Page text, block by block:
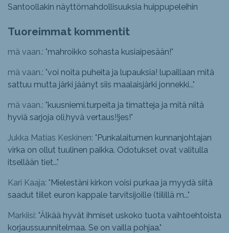
Santoollakin näyttömahdollisuuksia huippupeleihin
Tuoreimmat kommentit
mä vaan.: "mahroikko sohasta kusiaipesään!"
mä vaan.: "voi noita puheita ja lupauksia! lupaillaan mitä
sattuu mutta järki jäänyt siis maalaisjärki jonnekki..."
mä vaan.: "kuusniemi.turpeita ja timatteja ja mitä niitä
hyviä sarjoja oli,hyvä vertaus!!jes!"
Jukka Matias Keskinen: "Punkalaitumen kunnanjohtajan
virka on ollut tuulinen paikka. Odotukset ovat valitulla
itsellään tiet..."
Kari Kaaja: "Mielestäni kirkon voisi purkaa ja myydä siitä
saadut tiilet euron kappale tarvitsijoille (tiilillä m..."
Markiisi: "Älkää hyvät ihmiset uskoko tuota vaihtoehtoista
korjaussuunnitelmaa. Se on vailla pohjaa."